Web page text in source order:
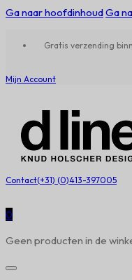
Ga naar hoofdinhoudGa
Gratis verzending
Mijn Account
Contact(+31) (0)413-397005
0
Geen producten in de